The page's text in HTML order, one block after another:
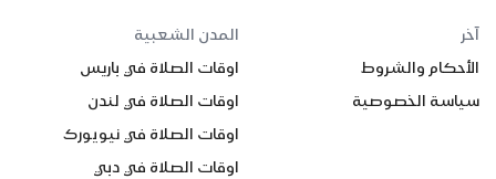
آخر
الأحكام والشروط
سياسة الخصوصية
المدن الشعبية
اوقات الصلاة في باريس
اوقات الصلاة في لندن
اوقات الصلاة في نيويورك
اوقات الصلاة في دبي